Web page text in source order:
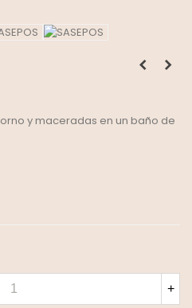
y maceradas en un baño de
+